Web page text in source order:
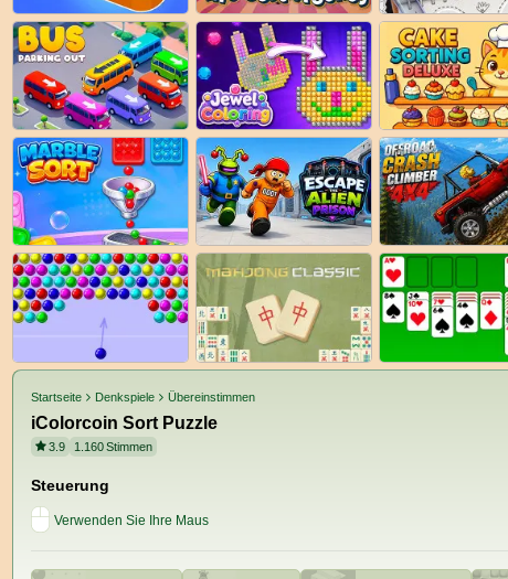
Startseite Denkspiele Übereinstimmen
iColorcoin Sort Puzzle
3.9 1.160Stimmen
Steuerung
Verwenden Sie Ihre Maus